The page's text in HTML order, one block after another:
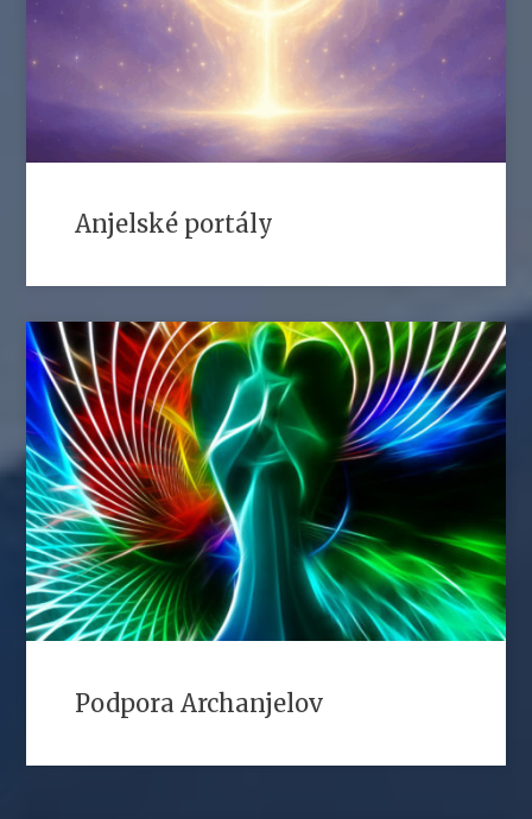
Anjelské portály
Podpora Archanjelov